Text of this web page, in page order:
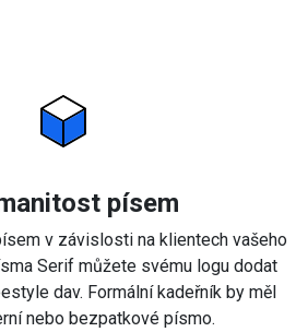
písem
v závislosti na klientech vašeho
Serif můžete svému logu dodat
dav. Formální kadeřník by měl
nebo bezpatkové písmo.